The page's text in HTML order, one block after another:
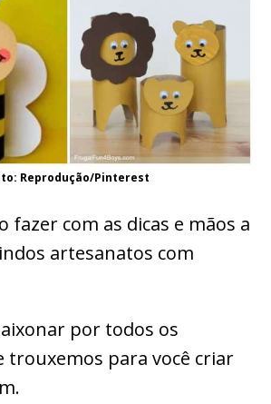
Reprodução/Pinterest
fazer com as dicas e mãos a
artesanatos com
por todos os
trouxemos para você criar